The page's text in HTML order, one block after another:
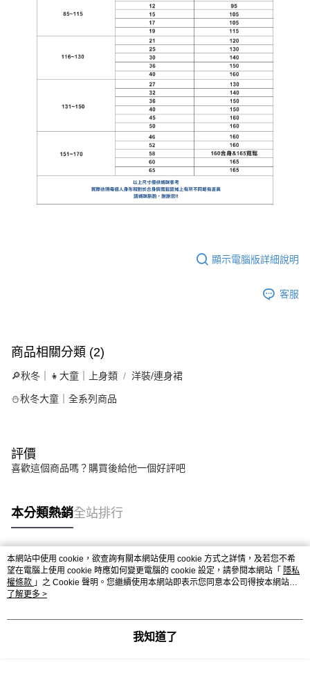
顯示電腦版詳細說明
客服
商品相關分類 (2)
🔎秋冬｜👧大童｜上身類 洋裝/連身裙
⛄秋冬大童｜全系列商品
評價
喜歡這個商品嗎？購買後給他一個好評吧
本分類熱銷全站排行
熱門標籤
本網站中使用 cookie，欲查詢有關本網站使用 cookie 方式之詳情，及若您不希
望在電腦上使用 cookie 時應如何變更電腦的 cookie 設定，請參閱本網站「 隱私
權條款 」之 Cookie 聲明。您繼續使用本網站即表示您同意本公司得按本網站使
用條款之 Cookie 聲明使用 cookie。
了解更多 >
我知道了